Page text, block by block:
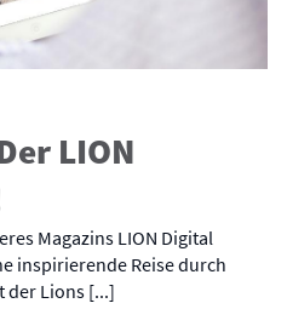
LION
Magazins LION Digital
inspirierende Reise durch
der Lions [...]